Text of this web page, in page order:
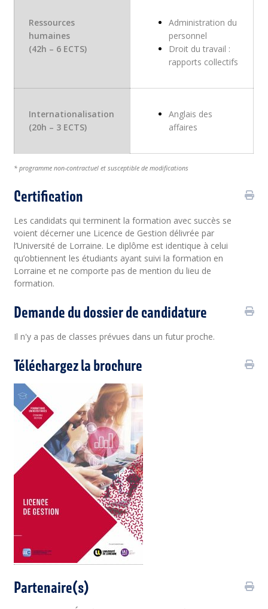
Ressources
humaines
(42h – 6 ECTS)
Administration du
personnel
Droit du travail :
rapports collectifs
Internationalisation
(20h – 3 ECTS)
Anglais des
affaires
* programme non-contractuel et susceptible de modifications
Certification
Les candidats qui terminent la formation avec succès se
voient décerner une Licence de Gestion délivrée par
l’Université de Lorraine. Le diplôme est identique à celui
qu’obtiennent les étudiants ayant suivi la formation en
Lorraine et ne comporte pas de mention du lieu de
formation.
Demande du dossier de candidature
Il n'y a pas de classes prévues dans un futur proche.
Téléchargez la brochure
Partenaire(s)